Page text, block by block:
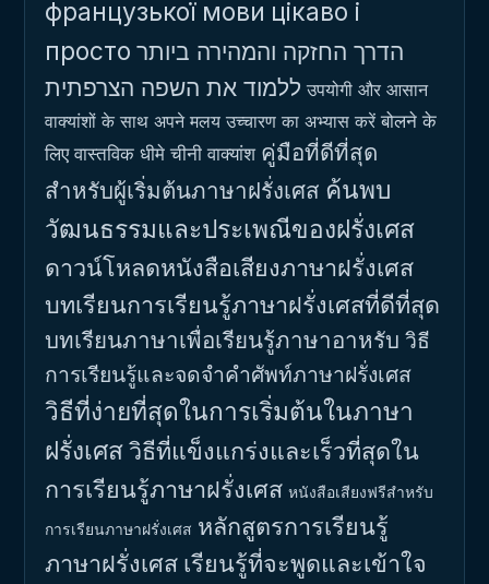
французької мови цікаво і
просто הדרך החזקה והמהירה ביותר
ללמוד את השפה הצרפתית उपयोगी और आसान
वाक्यांशों के साथ अपने मलय उच्चारण का अभ्यास करें बोलने के
लिए वास्तविक धीमे चीनी वाक्यांश คู่มือที่ดีที่สุด
สำหรับผู้เริ่มต้นภาษาฝรั่งเศส ค้นพบ
วัฒนธรรมและประเพณีของฝรั่งเศส
ดาวน์โหลดหนังสือเสียงภาษาฝรั่งเศส
บทเรียนการเรียนรู้ภาษาฝรั่งเศสที่ดีที่สุด
บทเรียนภาษาเพื่อเรียนรู้ภาษาอาหรับ วิธี
การเรียนรู้และจดจำคำศัพท์ภาษาฝรั่งเศส
วิธีที่ง่ายที่สุดในการเริ่มต้นในภาษา
ฝรั่งเศสวิธีที่แข็งแกร่งและเร็วที่สุดใน
การเรียนรู้ภาษาฝรั่งเศส หนังสือเสียงฟรีสำหรับ
การเรียนภาษาฝรั่งเศส หลักสูตรการเรียนรู้
ภาษาฝรั่งเศส เรียนรู้ที่จะพูดและเข้าใจ